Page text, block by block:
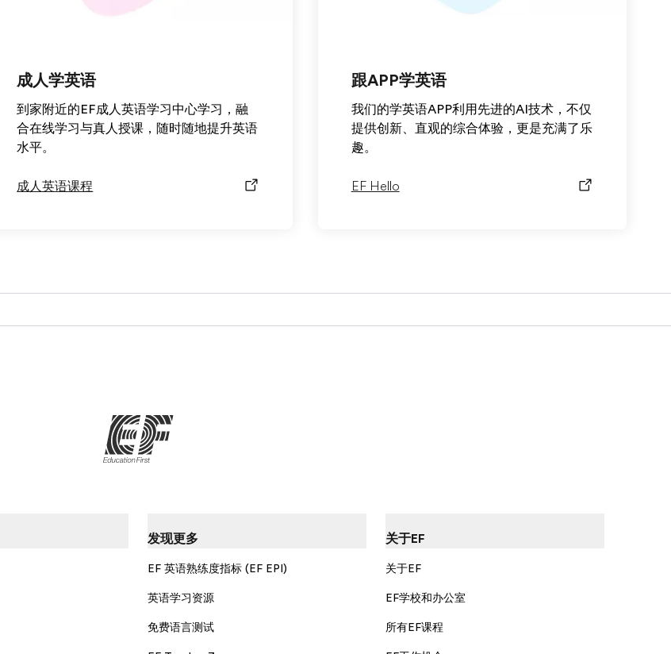
成人学英语
到家附近的EF成人英语学习中心学习，融
合在线学习与真人授课，随时随地提升英语
水平。
成人英语课程
跟APP学英语
我们的学英语APP利用先进的AI技术，不仅
提供创新、直观的综合体验，更是充满了乐
趣。
EF Hello
发现更多
EF 英语熟练度指标 (EF EPI)
英语学习资源
免费语言测试
关于EF
关于EF
EF学校和办公室
所有EF课程